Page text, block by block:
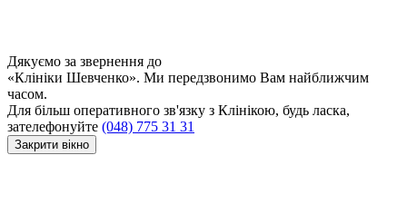
Дякуємо за звернення до
«Клініки Шевченко». Ми передзвонимо Вам найближчим
часом.
Для більш оперативного зв'язку з Клінікою, будь ласка,
зателефонуйте (048) 775 31 31
Закрити вікно